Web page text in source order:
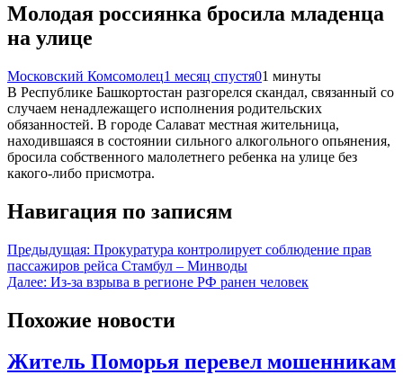
Молодая россиянка бросила младенца
на улице
Московский Комсомолец1 месяц спустя01 минуты
В Республике Башкортостан разгорелся скандал, связанный со
случаем ненадлежащего исполнения родительских
обязанностей. В городе Салават местная жительница,
находившаяся в состоянии сильного алкогольного опьянения,
бросила собственного малолетнего ребенка на улице без
какого-либо присмотра.
Навигация по записям
Предыдущая: Прокуратура контролирует соблюдение прав
пассажиров рейса Стамбул – Минводы
Далее: Из-за взрыва в регионе РФ ранен человек
Похожие новости
Житель Поморья перевел мошенникам